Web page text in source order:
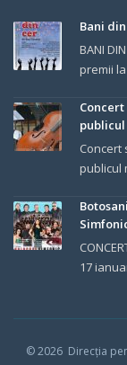
Bani
BANI
premii la
Concert
publicul
17
© 2026 Direcția